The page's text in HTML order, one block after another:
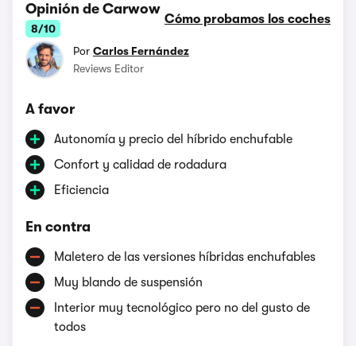
Opinión de Carwow
8/10
Cómo probamos los coches
Por Carlos Fernández
Reviews Editor
A favor
Autonomía y precio del híbrido enchufable
Confort y calidad de rodadura
Eficiencia
En contra
Maletero de las versiones híbridas enchufables
Muy blando de suspensión
Interior muy tecnológico pero no del gusto de
todos